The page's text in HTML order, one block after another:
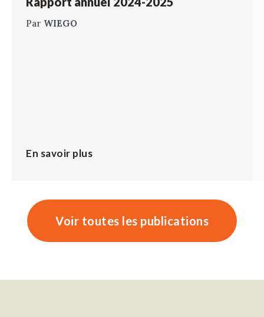
Par WIEGO
En savoir plus
Voir toutes les publications